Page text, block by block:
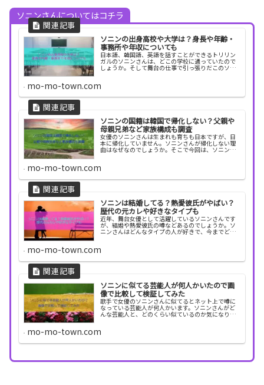
ソニンさんについてはコチラ
ソニンの出身高校や大学は？身長や年齢・
事務所や年収についても
日本語、韓国語、英語を話すことができるトリリン
ガルのソニンさんは、どこの学校に通っていたので
しょうか。そして舞台の仕事で引っ張りだこのソニ
フィール、...
mo-mo-town.com
ソニンの国籍は韓国で帰化しない？父親や
母親兄弟など家族構成も調査
女優のソニンさんは生まれも育ちも日本ですが、日
本に帰化していません。ソニンさんが帰化しない理
由はなぜなのでしょうか。そこで今回は、ソニンさ
は韓国籍で...
mo-mo-town.com
ソニンは結婚してる？熱愛彼氏がやばい？
歴代の元カレや好きなタイプも
近年、舞台女優として活躍しているソニンさんです
が、結婚や熱愛彼氏の噂などあるのでしょうか。ソ
ニンさんはどんなタイプの人が好きで、今までどん
元カレや好...
mo-mo-town.com
ソニンに似てる芸能人が何人かいたので画
像で比較して検証してみた
歌手で女優のソニンさんに似てるとネット上で噂に
なっている芸能人が何人かいます。ソニンさんがど
んな芸能人と、どのくらい似ているのか気になりま
す。そこで今回は、ソニンさんに似てる芸能人を画
似てる芸能...
mo-mo-town.com